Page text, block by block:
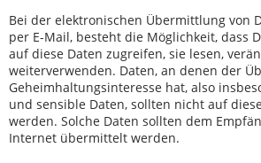
Bei der elektronischen Übermittlung von
per E-Mail, besteht die Möglichkeit, dass
auf diese Daten zugreifen, sie lesen,
weiterverwenden. Daten, an denen der
Geheimhaltungsinteresse hat, also
und sensible Daten, sollten nicht auf
werden. Solche Daten sollten dem
Internet übermittelt werden.